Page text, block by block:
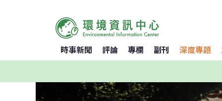
時事新聞 評論 專欄 副刊 深度專題